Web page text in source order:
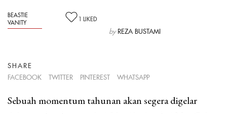
BEASTIE
VANITY
1 LIKED
by REZA BUSTAMI
SHARE
FACEBOOK
TWITTER PINTEREST WHATSAPP
Sebuah momentum tahunan akan segera digelar